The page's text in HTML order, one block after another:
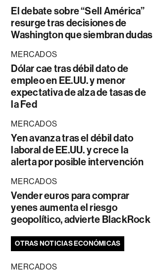
El debate sobre “Sell América”
resurge tras decisiones de
Washington que siembran dudas
MERCADOS
Dólar cae tras débil dato de
empleo en EE.UU. y menor
expectativa de alza de tasas de
la Fed
MERCADOS
Yen avanza tras el débil dato
laboral de EE.UU. y crece la
alerta por posible intervención
MERCADOS
Vender euros para comprar
yenes aumenta el riesgo
geopolítico, advierte BlackRock
OTRAS NOTICIAS ECONÓMICAS
MERCADOS